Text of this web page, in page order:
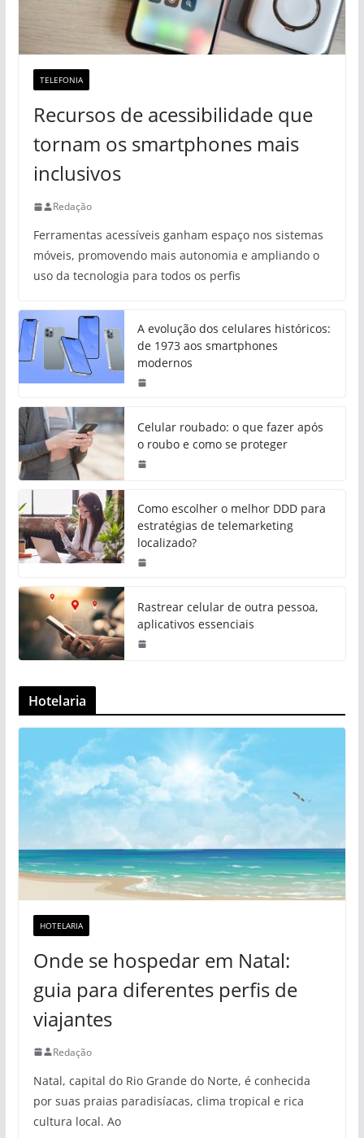
TELEFONIA
Recursos de acessibilidade que
tornam os smartphones mais
inclusivos
Redação
Ferramentas acessíveis ganham espaço nos sistemas
móveis, promovendo mais autonomia e ampliando o
uso da tecnologia para todos os perfis
A evolução dos celulares históricos:
de 1973 aos smartphones
modernos
Celular roubado: o que fazer após
o roubo e como se proteger
Como escolher o melhor DDD para
estratégias de telemarketing
localizado?
Rastrear celular de outra pessoa,
aplicativos essenciais
Hotelaria
HOTELARIA
Onde se hospedar em Natal:
guia para diferentes perfis de
viajantes
Redação
Natal, capital do Rio Grande do Norte, é conhecida
por suas praias paradisíacas, clima tropical e rica
cultura local. Ao